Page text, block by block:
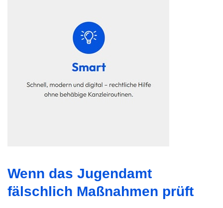
Wenn das Jugendamt
fälschlich Maßnahmen prüft